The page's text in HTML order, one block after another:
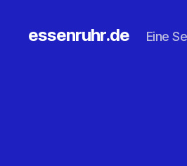
essenruhr.de Eine